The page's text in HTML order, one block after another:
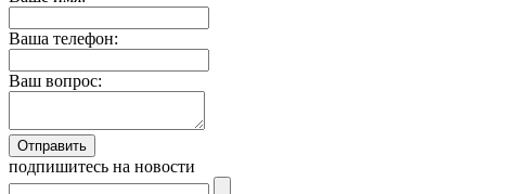
Ваша телефон:
Ваш вопрос:
подпишитесь на новости